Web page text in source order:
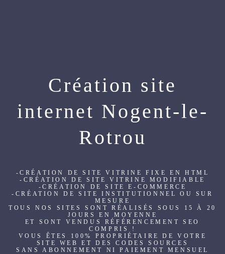
Création site
internet Nogent-le-
Rotrou
-CRÉATION DE SITE VITRINE FIXE EN HTML
-CRÉATION DE SITE VITRINE MODIFIABLE
-CRÉATION DE SITE E-COMMERCE
-CRÉATION DE SITE INSTITUTIONNEL OU SUR
MESURE
TOUS NOS SITES SONT RÉALISÉS SOUS 15 À 20
JOURS EN MOYENNE
ET SONT VENDUS RÉFÉRENCEMENT SEO
COMPRIS !
VOUS ÊTES 100% PROPRIÉTAIRE DE VOTRE
SITE WEB ET DES CODES SOURCES
SANS ABONNEMENT NI PAIEMENT MENSUEL